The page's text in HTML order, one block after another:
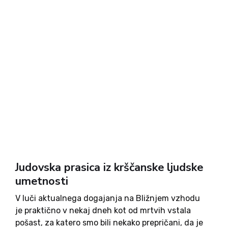
Judovska prasica iz krščanske ljudske
umetnosti
V luči aktualnega dogajanja na Bližnjem vzhodu
je praktično v nekaj dneh kot od mrtvih vstala
pošast, za katero smo bili nekako prepričani, da je